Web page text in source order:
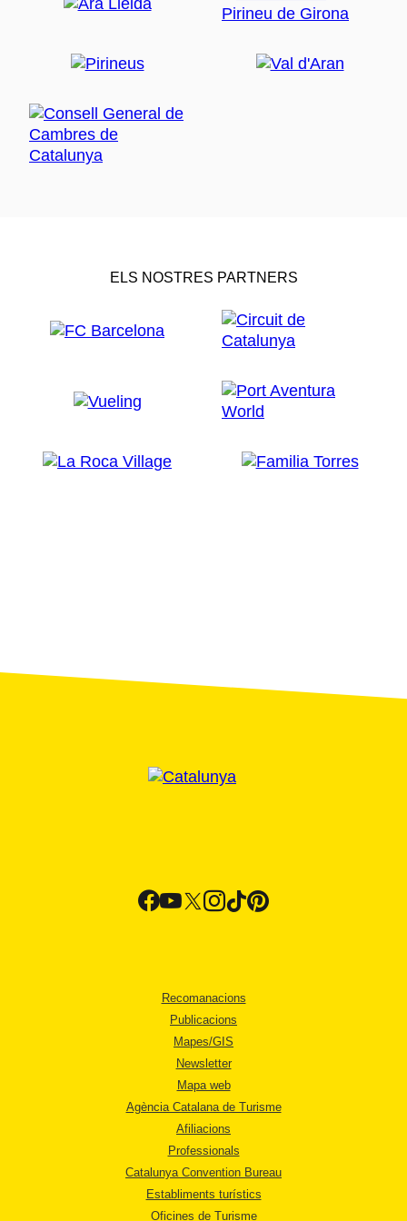
ELS NOSTRES PARTNERS
Recomanacions
Publicacions
Mapes/GIS
Newsletter
Mapa web
Agència Catalana de Turisme
Afiliacions
Professionals
Catalunya Convention Bureau
Establiments turístics
Oficines de Turisme